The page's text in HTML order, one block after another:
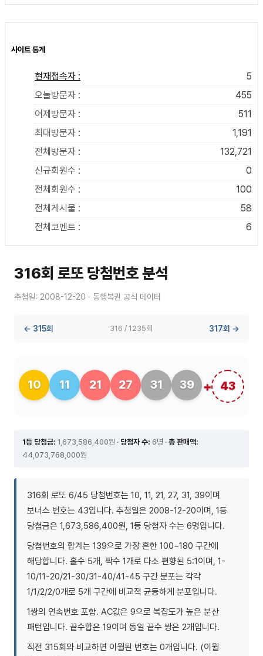
사이트 통계
현재접속자 :
5
오늘방문자 :
455
어제방문자 :
511
최대방문자 :
1,191
전체방문자 :
132,721
신규회원수 :
0
전체회원수 :
100
전체게시물 :
58
전체코멘트 :
6
316회 로또 당첨번호 분석
추첨일: 2008-12-20 · 동행복권 공식 데이터
← 315회 316 / 1235회 317회 →
10 11 21 27 31 39 43
1등 당첨금: 1,673,586,400원 · 당첨자 수: 6명 · 총 판매액:
44,073,768,000원
316회 로또 6/45 당첨번호는 10, 11, 21, 27, 31, 39이며
보너스 번호는 43입니다. 추첨일은 2008-12-20이며, 1등
당첨금은 1,673,586,400원, 1등 당첨자 수는 6명입니다.
당첨번호의 합계는 139으로 가장 흔한 100~180 구간에
해당합니다. 홀수 5개, 짝수 1개로 다소 편향된 5:1이며, 1-
10/11-20/21-30/31-40/41-45 구간 분포는 각각
1/1/2/2/0개로 5개 구간에 비교적 균등하게 분포입니다.
1쌍의 연속번호 포함. AC값은 9으로 복잡도가 높은 분산
패턴입니다. 끝수합은 19이며 동일 끝수 쌍은 2개입니다.
직전 315회와 비교하면 이월된 번호는 0개입니다. (이월